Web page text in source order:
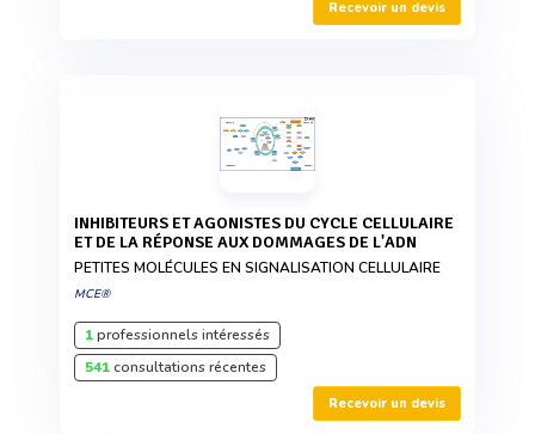
Recevoir un devis
INHIBITEURS ET AGONISTES DU CYCLE CELLULAIRE
ET DE LA RÉPONSE AUX DOMMAGES DE L'ADN
PETITES MOLÉCULES EN SIGNALISATION CELLULAIRE
MCE®
1professionnels intéressés
541consultations récentes
Recevoir un devis